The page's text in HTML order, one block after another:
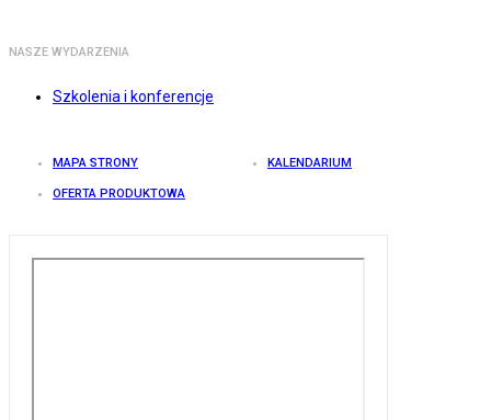
NASZE WYDARZENIA
Szkolenia i konferencje
MAPA STRONY KALENDARIUM
OFERTA PRODUKTOWA